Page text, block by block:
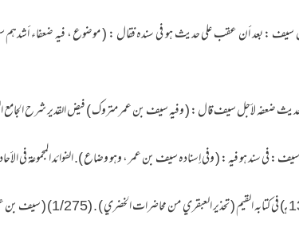
15۔قال الشيخ المحدث محمد العربي التباني